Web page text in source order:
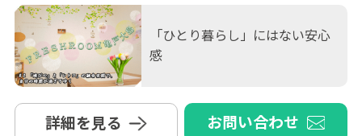
「ひとり暮らし」にはない安心
感
詳細を見る お問い合わせ